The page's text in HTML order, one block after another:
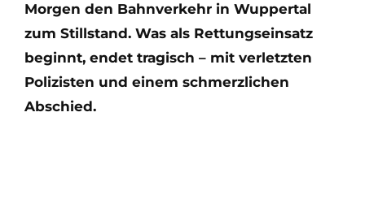
Morgen den Bahnverkehr in Wuppertal
zum Stillstand. Was als Rettungseinsatz
beginnt, endet tragisch – mit verletzten
Polizisten und einem schmerzlichen
Abschied.